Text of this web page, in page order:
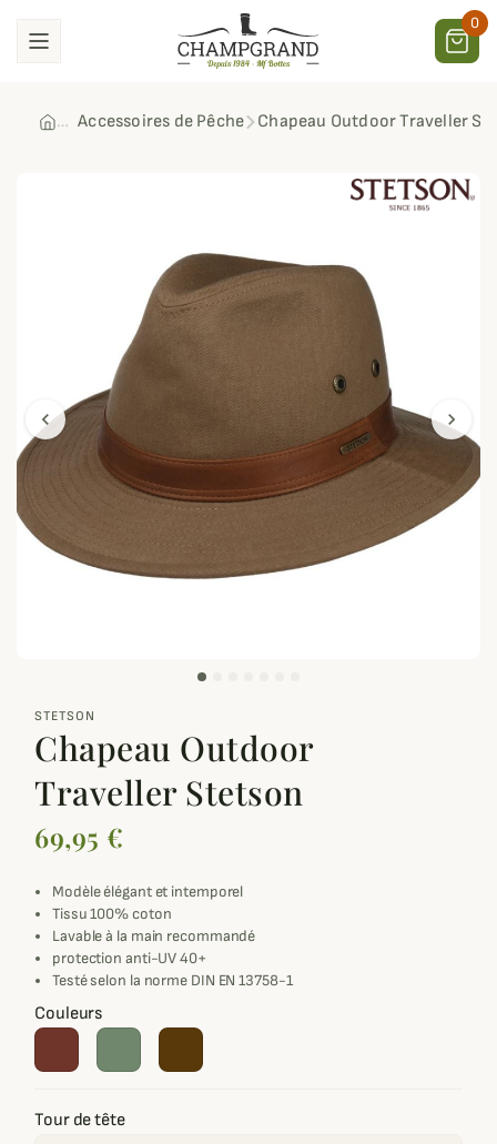
0
Accessoires de Pêche Chapeau Outdoor Traveller
chevron_left chevron_right
STETSON
Chapeau Outdoor
Traveller Stetson
69,95 €
Modèle élégant et intemporel
Tissu 100% coton
Lavable à la main recommandé
protection anti-UV 40+
Testé selon la norme DIN EN 13758-1
Couleurs
Tour de tête